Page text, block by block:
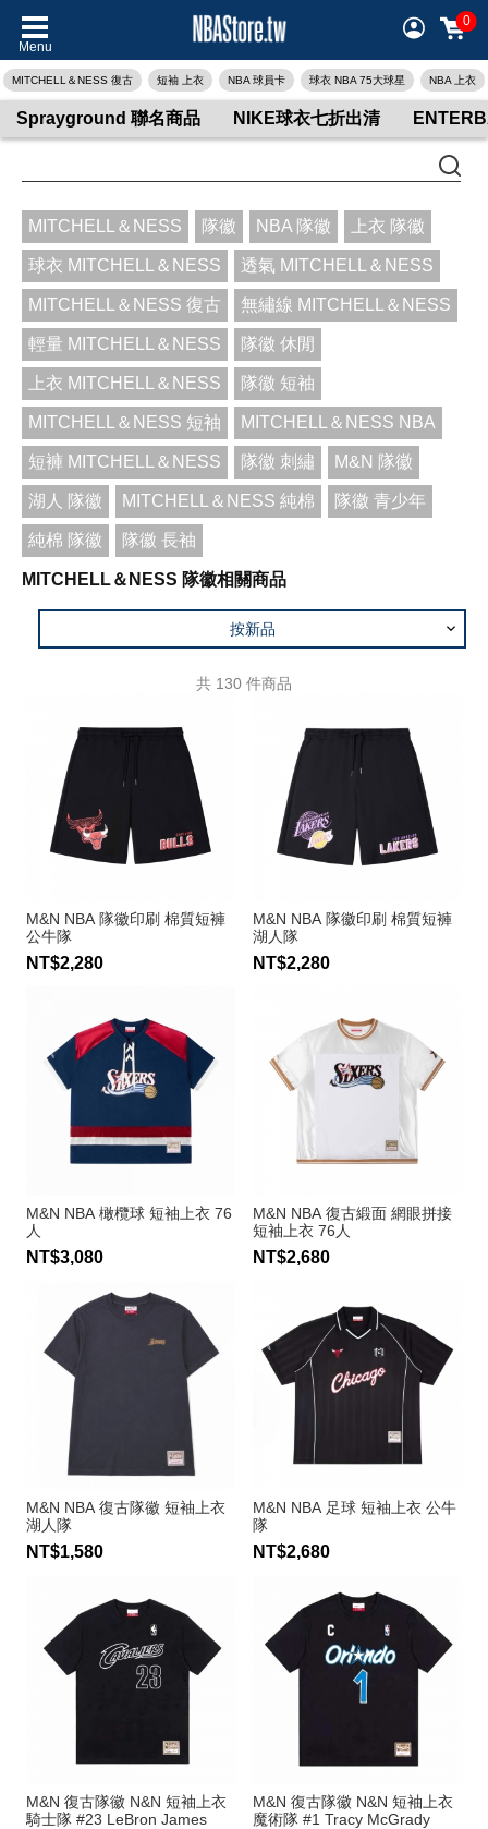
Menu
0
MITCHELL＆NESS 復古 短袖 上衣 NBA 球員卡 球衣 NBA 75大球星 NBA 上衣
Sprayground 聯名商品 NIKE球衣七折出清
MITCHELL＆NESS 隊徽 NBA 隊徽 上衣 隊徽
球衣 MITCHELL＆NESS 透氣 MITCHELL＆NESS
MITCHELL＆NESS 復古 無繡線 MITCHELL＆NESS
輕量 MITCHELL＆NESS 隊徽 休閒
上衣 MITCHELL＆NESS 隊徽 短袖
MITCHELL＆NESS 短袖 MITCHELL＆NESS NBA
短褲 MITCHELL＆NESS 隊徽 刺繡 M&N 隊徽
湖人 隊徽 MITCHELL＆NESS 純棉 隊徽 青少年
純棉 隊徽 隊徽 長袖
MITCHELL＆NESS 隊徽相關商品
按新品
共 130 件商品
M&N NBA 隊徽印刷 棉質短褲
公牛隊
NT$2,280
M&N NBA 隊徽印刷 棉質短褲
湖人隊
NT$2,280
M&N NBA 橄欖球 短袖上衣 76
人
NT$3,080
M&N NBA 復古緞面 網眼拼接
短袖上衣 76人
NT$2,680
M&N NBA 復古隊徽 短袖上衣
湖人隊
NT$1,580
M&N NBA 足球 短袖上衣 公牛
隊
NT$2,680
M&N 復古隊徽 N&N 短袖上衣
騎士隊 #23 LeBron James
M&N 復古隊徽 N&N 短袖上衣
魔術隊 #1 Tracy McGrady